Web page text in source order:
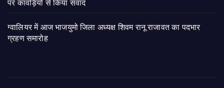
पर कांवड़ियों से किया संवाद
ग्वालियर में आज भाजयुमो जिला अध्यक्ष शिवम रानू राजावत का पदभार
ग्रहण समारोह